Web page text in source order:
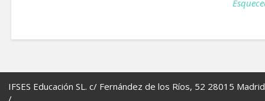
IFSES Educación SL. c/ Fernández de los Ríos, 52 28015